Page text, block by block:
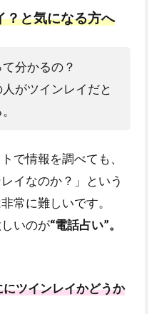
？と気になる方へ
分かるの？
がツインレイだと
で情報を調べても、
イなのか？」という
常に難しいです。
いのが“電話占い”。
ツインレイかどうか